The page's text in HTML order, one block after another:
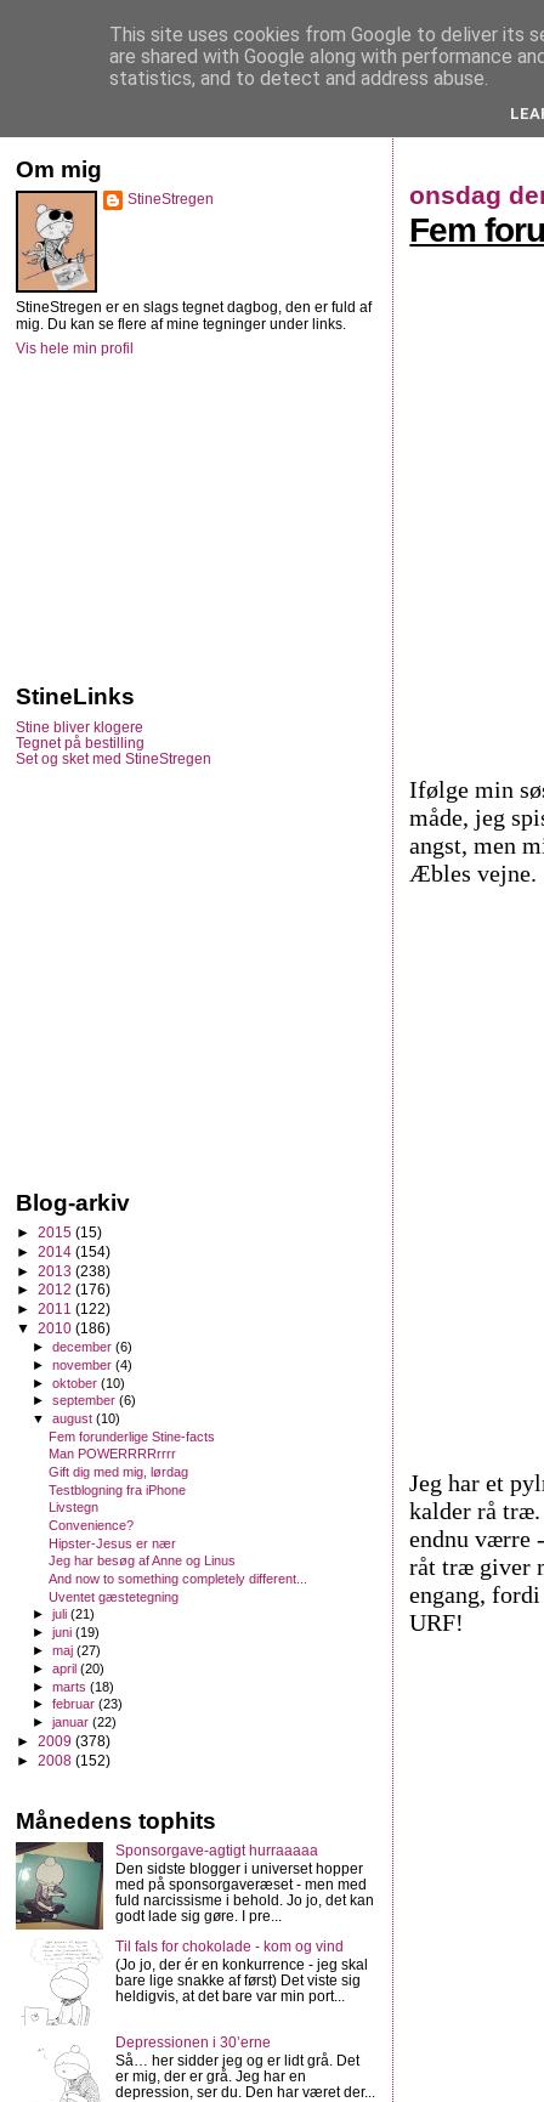
StineStregen
onsdag
Fem
Ifølge min
måde, jeg
angst, men
Æbles vejne.
Jeg har et
kalder rå
endnu værre
råt træ giver
engang,
URF!
Om mig
StineStregen
StineStregen er en slags tegnet dagbog, den er fuld af
mig. Du kan se flere af mine tegninger under links.
Vis hele min profil
StineLinks
Stine bliver klogere
Tegnet på bestilling
Set og sket med StineStregen
Blog-arkiv
► 2015 (15)
► 2014 (154)
► 2013 (238)
► 2012 (176)
► 2011 (122)
▼ 2010 (186)
►december(6)
►november(4)
►oktober(10)
►september(6)
▼august(10)
Fem forunderlige Stine-facts
Man POWERRRRrrrr
Gift dig med mig, lørdag
Testblogning fra iPhone
Livstegn
Convenience?
Hipster-Jesus er nær
Jeg har besøg af Anne og Linus
And now to something completely different...
Uventet gæstetegning
►juli(21)
►juni(19)
►maj(27)
►april(20)
►marts(18)
►februar(23)
►januar(22)
► 2009 (378)
► 2008 (152)
Månedens tophits
Sponsorgave-agtigt hurraaaaa
Den sidste blogger i universet hopper
med på sponsorgaveræset - men med
fuld narcissisme i behold. Jo jo, det kan
godt lade sig gøre. I pre...
Til fals for chokolade - kom og vind
(Jo jo, der ér en konkurrence - jeg skal
bare lige snakke af først) Det viste sig
heldigvis, at det bare var min port...
Depressionen i 30’erne
Så… her sidder jeg og er lidt grå. Det
er mig, der er grå. Jeg har en
depression, ser du. Den har været der...
This site uses cookies from Google to deliver its
are shared with Google along with performance
statistics, and to detect and address abuse.